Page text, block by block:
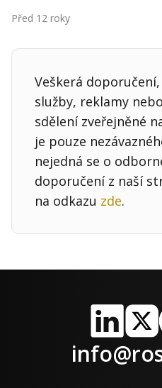
Obchodní podmínky
Před 12 roky
Veškerá
služby, reklamy
sdělení zveřejněné
je pouze
nejedná se o
doporučení z naší
na odkazu zde.
LinkedIn
X